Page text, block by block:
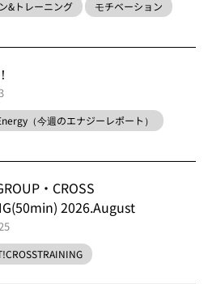
&トレーニング モチベーション
（今週のエナジーレポート）
・CROSS
2026.August